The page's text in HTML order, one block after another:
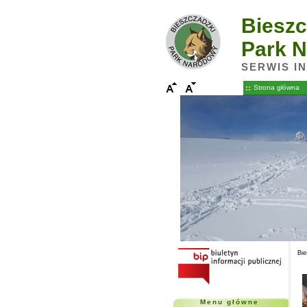
Park
SERWIS
Strona główna
Menu główne